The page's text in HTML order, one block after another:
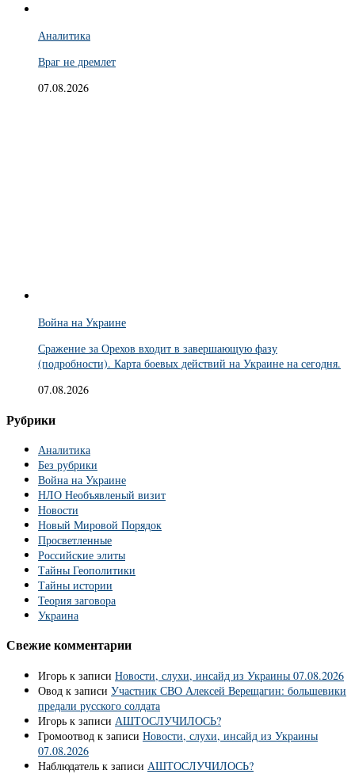
Аналитика
Враг не дремлет
07.08.2026
Война на Украине
Сражение за Орехов входит в завершающую фазу
(подробности). Карта боевых действий на Украине на сегодня.
07.08.2026
Рубрики
Аналитика
Без рубрики
Война на Украине
НЛО Необъявленый визит
Новости
Новый Мировой Порядок
Просветленные
Российские элиты
Тайны Геополитики
Тайны истории
Теория заговора
Украина
Свежие комментарии
Игорь к записи Новости, слухи, инсайд из Украины 07.08.2026
Овод к записи Участник СВО Алексей Верещагин: большевики
предали русского солдата
Игорь к записи АШТОСЛУЧИЛОСЬ?
Громоотвод к записи Новости, слухи, инсайд из Украины
07.08.2026
Наблюдатель к записи АШТОСЛУЧИЛОСЬ?